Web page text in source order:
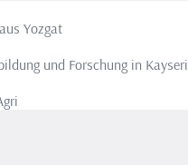
Yozgat
und Forschung in Kayseri